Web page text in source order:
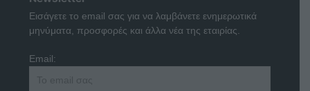
Εισάγετε το email σας για να λαμβάνετε ενημερωτικά
μηνύματα, προσφορές και άλλα νέα της εταιρίας.
Email: